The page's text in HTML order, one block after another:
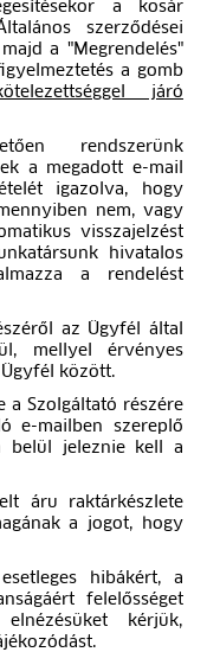
a kosár
szerződései
a "Megrendelés"
a gomb
járó
rendszerünk
a megadott e-mail
igazolva, hogy
nem, vagy
visszajelzést
hivatalos
a rendelést
az Ügyfél által
mellyel érvényes
között.
a Szolgáltató részére
e-mailben szereplő
belül jeleznie kell a
áru raktárkészlete
a jogot, hogy
hibákért, a
felelősséget
kérjük,